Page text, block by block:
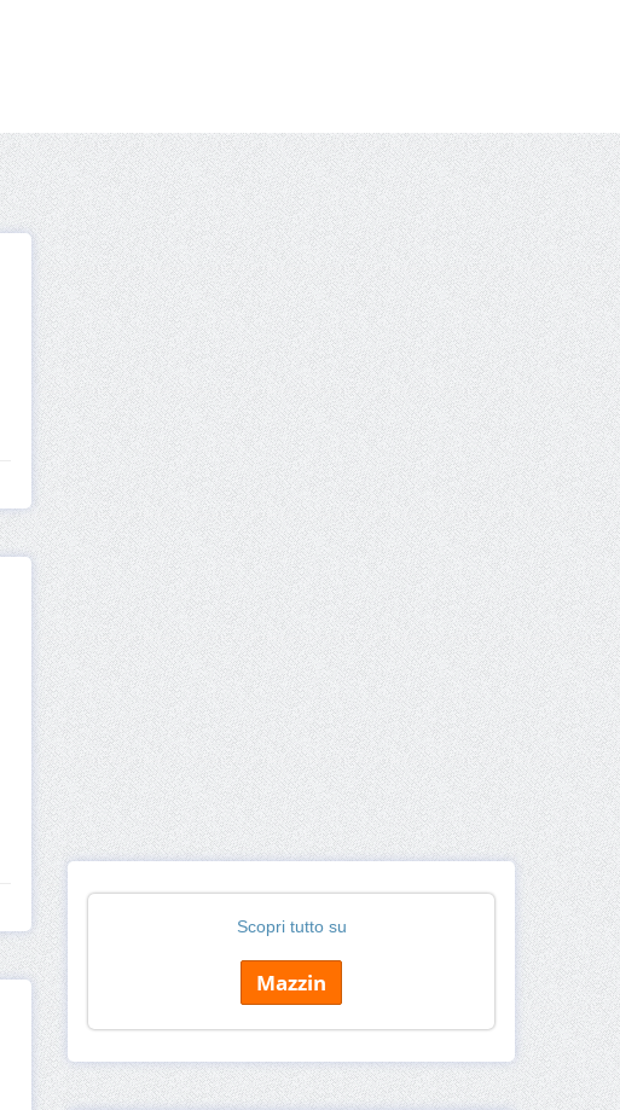
Scopri tutto su
Mazzin